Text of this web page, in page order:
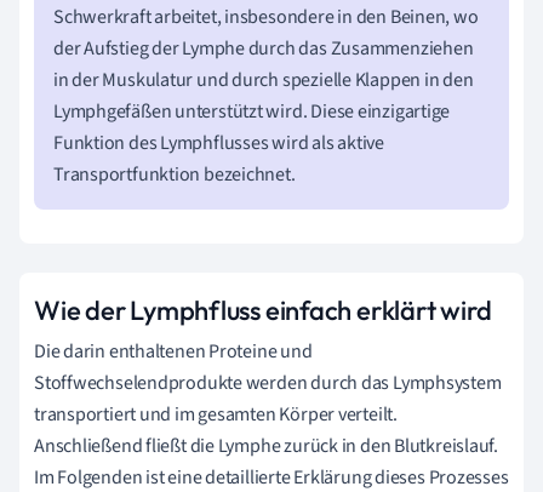
Schwerkraft arbeitet, insbesondere in den Beinen, wo
der Aufstieg der Lymphe durch das Zusammenziehen
in der Muskulatur und durch spezielle Klappen in den
Lymphgefäßen unterstützt wird. Diese einzigartige
Funktion des Lymphflusses wird als aktive
Transportfunktion bezeichnet.
Wie der Lymphfluss einfach erklärt wird
Die darin enthaltenen Proteine und
Stoffwechselendprodukte werden durch das Lymphsystem
transportiert und im gesamten Körper verteilt.
Anschließend fließt die Lymphe zurück in den Blutkreislauf.
Im Folgenden ist eine detaillierte Erklärung dieses Prozesses